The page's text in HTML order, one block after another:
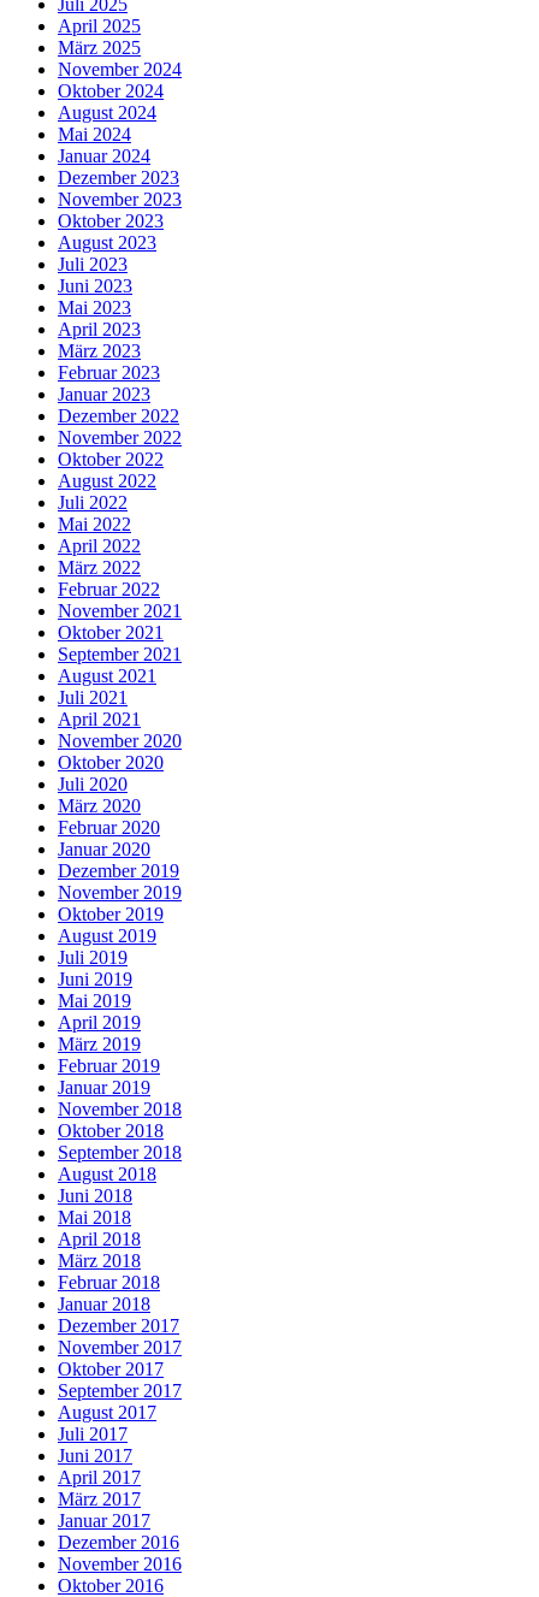
April 2025
März 2025
November 2024
Oktober 2024
August 2024
Mai 2024
Januar 2024
Dezember 2023
November 2023
Oktober 2023
August 2023
Juli 2023
Juni 2023
Mai 2023
April 2023
März 2023
Februar 2023
Januar 2023
Dezember 2022
November 2022
Oktober 2022
August 2022
Juli 2022
Mai 2022
April 2022
März 2022
Februar 2022
November 2021
Oktober 2021
September 2021
August 2021
Juli 2021
April 2021
November 2020
Oktober 2020
Juli 2020
März 2020
Februar 2020
Januar 2020
Dezember 2019
November 2019
Oktober 2019
August 2019
Juli 2019
Juni 2019
Mai 2019
April 2019
März 2019
Februar 2019
Januar 2019
November 2018
Oktober 2018
September 2018
August 2018
Juni 2018
Mai 2018
April 2018
März 2018
Februar 2018
Januar 2018
Dezember 2017
November 2017
Oktober 2017
September 2017
August 2017
Juli 2017
Juni 2017
April 2017
März 2017
Januar 2017
Dezember 2016
November 2016
Oktober 2016